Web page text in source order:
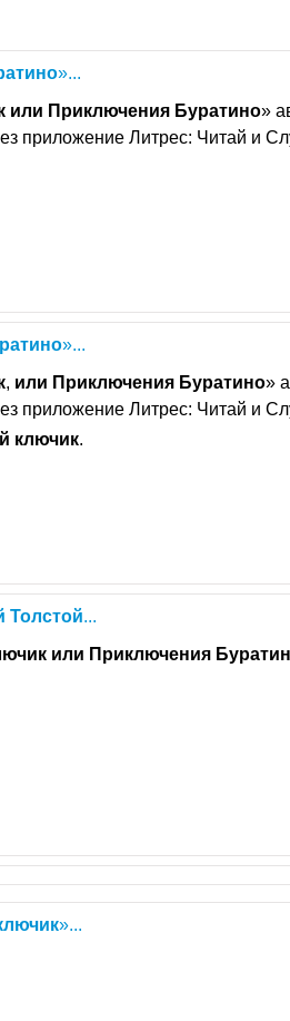
»...
или Приключения Буратино»
приложение Литрес: Читай и
»...
, или Приключения Буратино»
приложение Литрес: Читай и
ключик.
Толстой...
или Приключения
»...